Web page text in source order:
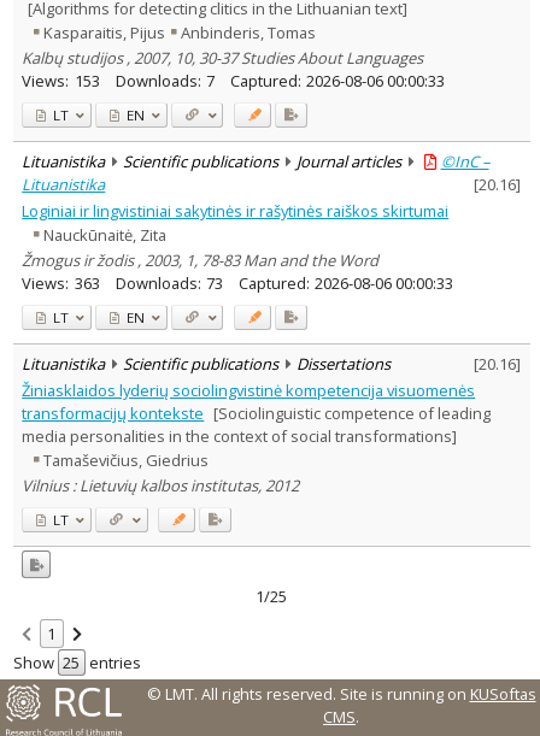
[Algorithms for detecting clitics in the Lithuanian text]
Kasparaitis, Pijus
Anbinderis, Tomas
Kalbų studijos , 2007, 10, 30-37 Studies About Languages
Views: 153 Downloads: 7 Captured: 2026-08-06 00:00:33
LT EN
Lituanistika Scientific publications Journal articles
©InC –
Lituanistika
[20.16]
Loginiai ir lingvistiniai sakytinės ir rašytinės raiškos skirtumai
Nauckūnaitė, Zita
Žmogus ir žodis , 2003, 1, 78-83 Man and the Word
Views: 363 Downloads: 73 Captured: 2026-08-06 00:00:33
LT EN
Lituanistika Scientific publications Dissertations [20.16]
Žiniasklaidos lyderių sociolingvistinė kompetencija visuomenės
transformacijų kontekste [Sociolinguistic competence of leading
media personalities in the context of social transformations]
Tamaševičius, Giedrius
Vilnius : Lietuvių kalbos institutas, 2012
LT
1/25
1
Show
entries
© LMT. All rights reserved. Site is running on KUSoftas
CMS.